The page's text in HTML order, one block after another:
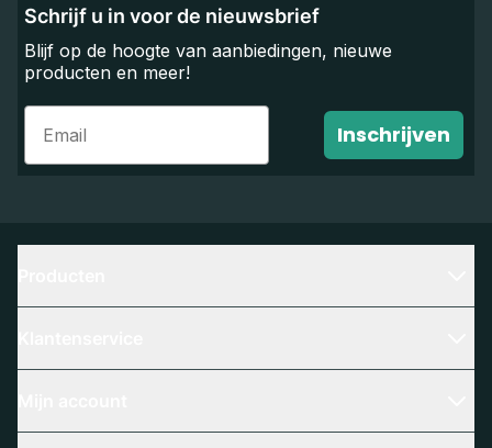
Schrijf u in voor de nieuwsbrief
Blijf op de hoogte van aanbiedingen, nieuwe
producten en meer!
Email
Inschrijven